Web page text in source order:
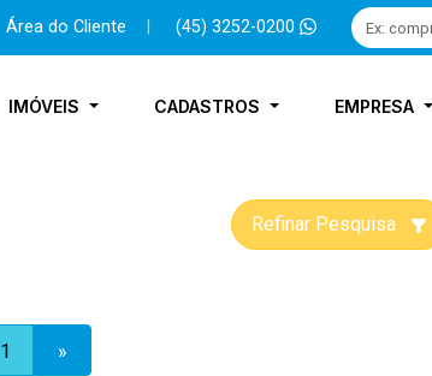
Área do Cliente (45) 3252-0200
IMÓVEIS CADASTROS EMPRESA
Refinar Pesquisa
1 »